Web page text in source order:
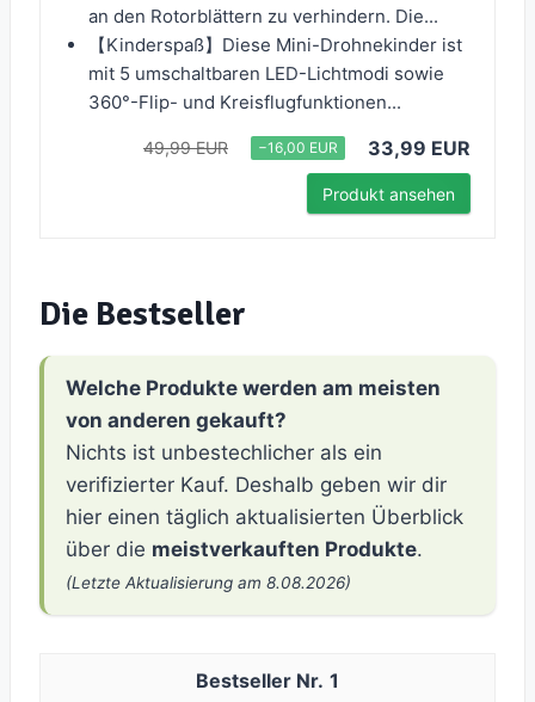
an den Rotorblättern zu verhindern. Die...
【Kinderspaß】Diese Mini-Drohnekinder ist
mit 5 umschaltbaren LED-Lichtmodi sowie
360°-Flip- und Kreisflugfunktionen...
49,99 EUR −16,00 EUR 33,99 EUR
Produkt ansehen
Die Bestseller
Welche Produkte werden am meisten
von anderen gekauft?
Nichts ist unbestechlicher als ein
verifizierter Kauf. Deshalb geben wir dir
hier einen täglich aktualisierten Überblick
über die meistverkauften Produkte.
(Letzte Aktualisierung am 8.08.2026)
1